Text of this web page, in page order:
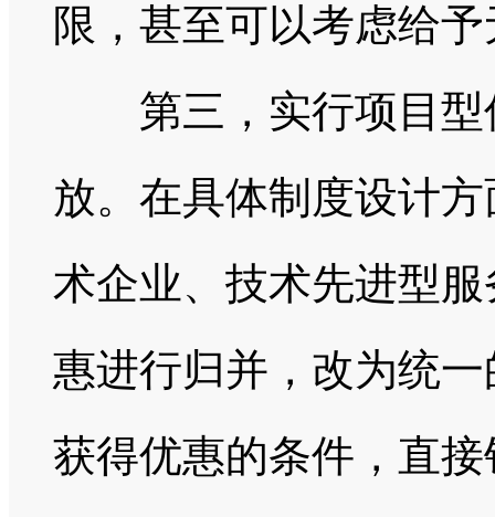
限，甚至可以考虑给
第三，实行项目型
放。在具体制度设计
术企业、技术先进型
惠进行归并，改为统
获得优惠的条件，直